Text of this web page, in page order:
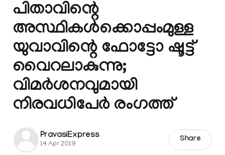
പിതാവിന്റെ
അസ്ഥികൾക്കൊപ്പംമുള്ള
യുവാവിന്റെ ഫോട്ടോ ഷൂട്ട്
വൈറലാകുന്നു;
വിമർശനവുമായി
നിരവധിപേർ രംഗത്ത്
PravasiExpress
14 Apr 2019
Share